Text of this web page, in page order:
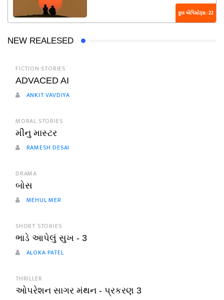
કુલ એપિસોડ્સ : 22
NEW REALESED
FICTION STORIES
ADVACED AI
ANKIT VAVDIYA
MORAL STORIES
મીનુ માસ્ટર
RAMESH DESAI
DRAMA
બોસ
MEHUL MER
SHORT STORIES
ભાડે આપેલું સુખ - 3
ALOKA PATEL
THRILLER
ઓપરેશન સાગર મંથન - પ્રકરણ 3